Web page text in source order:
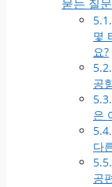
묻는 질
몇
요?
공
은
다
공